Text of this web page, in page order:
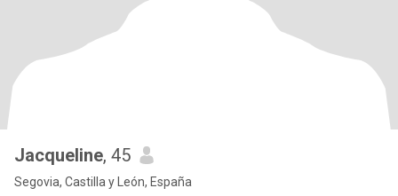
Jacqueline, 45
Segovia, Castilla y León, España